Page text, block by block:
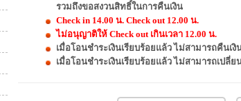
รวมถึงขอสงวนสิทธิ์ในการคืนเงิน
Check in 14.00 น. Check out 12.00 น.
ไม่อนุญาติให้ Check out เกินเวลา 12.00 น.
เมื่อโอนชำระเงินเรียบร้อยแล้ว ไม่สามารถคืนเงิ
เมื่อโอนชำระเงินเรียบร้อยแล้ว ไม่สามารถเปลี่